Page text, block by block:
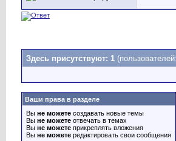
Здесь присутствуют: 1
Ваши права в разделе
Вы не можете создавать новые темы
Вы не можете отвечать в темах
Вы не можете прикреплять вложения
Вы не можете редактировать свои сообщения